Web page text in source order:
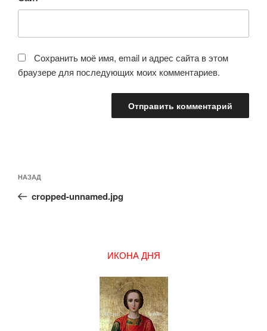
Сохранить моё имя, email и адрес сайта в этом
браузере для последующих моих комментариев.
по
записям
Предыдущая
запись:
НАЗАД
cropped-unnamed.jpg
ИКОНА ДНЯ